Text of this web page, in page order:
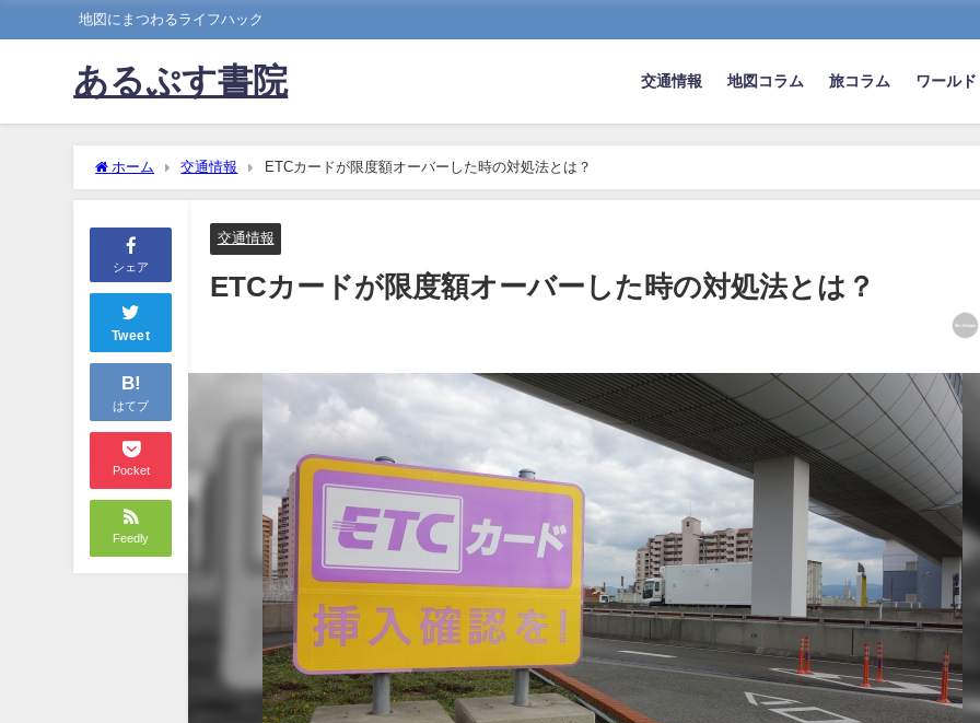
地図にまつわるライフハック
あるぷす書院 交通情報 地図コラム 旅コラム ワールド
ホーム 交通情報 ETCカードが限度額オーバーした時の対処法とは？
シェア
Tweet
B!
はてブ
Pocket
Feedly
交通情報
ETCカードが限度額オーバーした時の対処法とは？